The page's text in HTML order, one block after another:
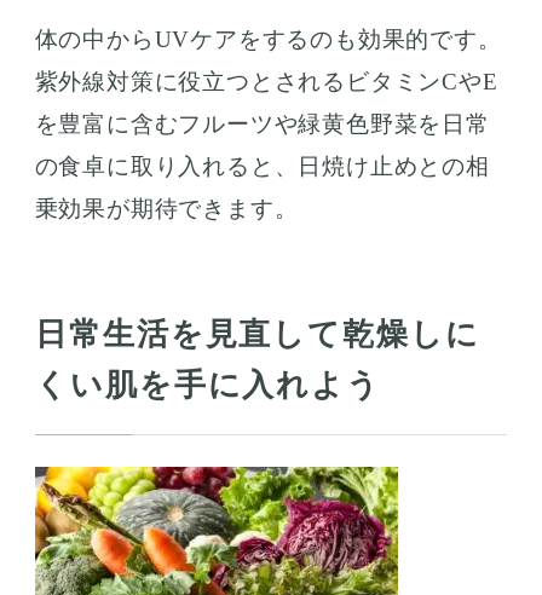
体の中からUVケアをするのも効果的です。
紫外線対策に役立つとされるビタミンCやE
を豊富に含むフルーツや緑黄色野菜を日常
の食卓に取り入れると、日焼け止めとの相
乗効果が期待できます。
日常生活を見直して乾燥しに
くい肌を手に入れよう